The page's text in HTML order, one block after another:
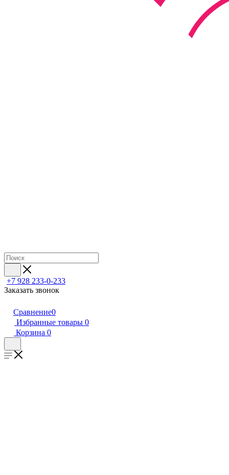
+7 928 233-0-233
Заказать звонок
Сравнение0
Избранные товары 0
Корзина 0